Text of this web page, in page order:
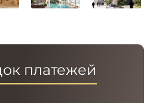
платежей